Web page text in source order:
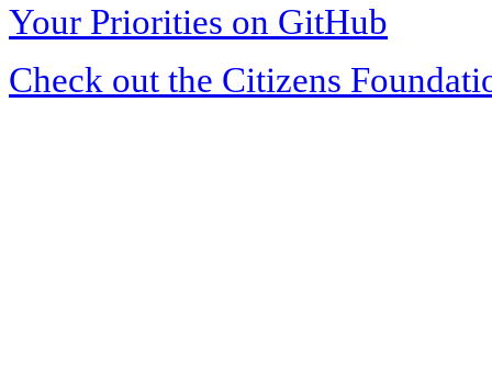
Your Priorities on GitHub
Check out the Citizens